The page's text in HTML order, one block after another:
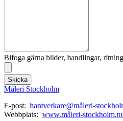
Bifoga gärna bilder, handlingar,
Skicka
Måleri Stockholm
E-post: hantverkare@måleri-
Webbplats: www.måleri-